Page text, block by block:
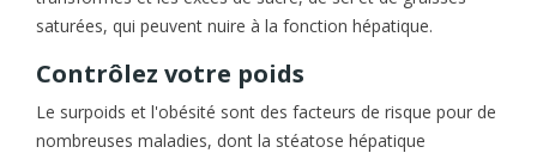
saturées, qui peuvent nuire à la fonction hépatique.
Contrôlez votre poids
Le surpoids et l'obésité sont des facteurs de risque pour de
nombreuses maladies, dont la stéatose hépatique